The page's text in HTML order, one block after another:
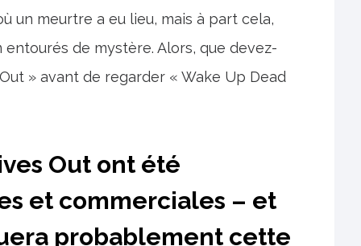
un meurtre a eu lieu, mais à part cela,
de mystère. Alors, que devez-
» avant de regarder « Wake Up Dead
Out ont été
et commerciales – et
probablement cette